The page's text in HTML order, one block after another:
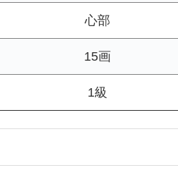
心部
15画
1級